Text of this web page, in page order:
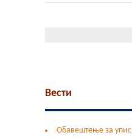
Вести
Обавештење за